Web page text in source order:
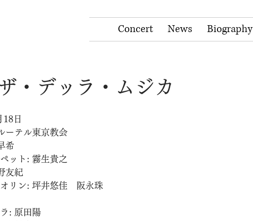
Concert News Biography
・デッラ・ムジカ
18日
ーテル東京教会
希
ット: 霧生貴之
友紀
リン: 坪井悠佳　阪永珠
: 原田陽